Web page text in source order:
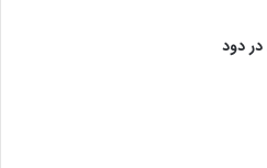
در دود